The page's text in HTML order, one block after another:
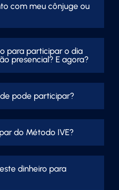
com meu cônjuge ou
para participar o dia
presencial? E agora?
pode participar?
do Método IVE?
dinheiro para